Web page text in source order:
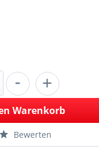
+
-
Warenkorb
Bewerten